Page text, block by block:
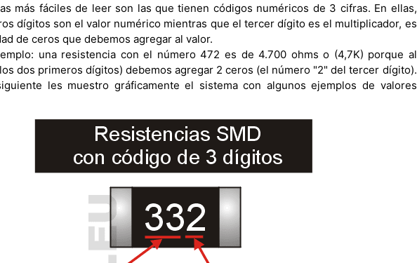
más fáciles de leer son las que tienen códigos numéricos de 3 cifras. En ellas,
dígitos son el valor numérico mientras que el tercer dígito es el multiplicador, es
de ceros que debemos agregar al valor.
una resistencia con el número 472 es de 4.700 ohms o (4,7K) porque al
dos primeros dígitos) debemos agregar 2 ceros (el número "2" del tercer dígito).
les muestro gráficamente el sistema con algunos ejemplos de valores